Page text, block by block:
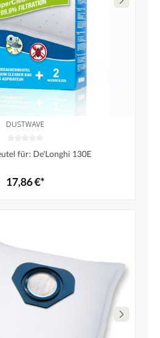
DUSTWAVE
für: De'Longhi 130E
17,86 €*